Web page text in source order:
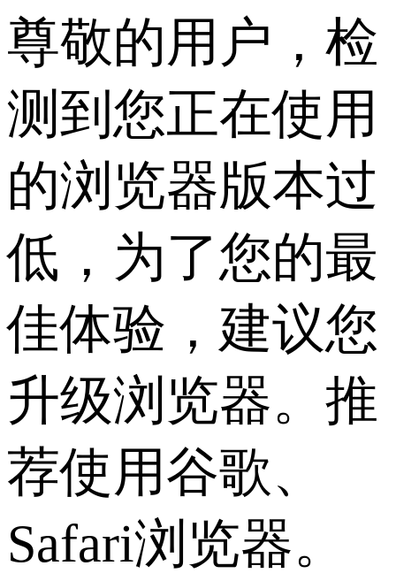
尊敬的用户，检
测到您正在使用
的浏览器版本过
低，为了您的最
佳体验，建议您
升级浏览器。推
荐使用谷歌、
Safari浏览器。